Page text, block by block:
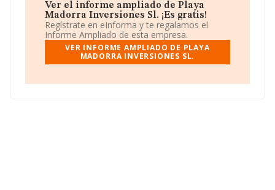
La sociedad españolaPlaya Madorra Inversiones S.L
CIF B27797083, se encuentra en Calle Manuel Lemos
núm. 24 Piso 1 C, (36350), en el municipio de Nigrán,
Pontevedra, Galicia.
En base a la información de la que dispone INFORMA
asciende a 29.817 millones de euros y se calcula un
Ver el informe ampliado de Playa
Madorra Inversiones Sl. ¡Es gratis!
Regístrate en eInforma y te regalamos el
Informe Ampliado de esta empresa.
VER INFORME AMPLIADO DE PLAYA
MADORRA INVERSIONES SL.